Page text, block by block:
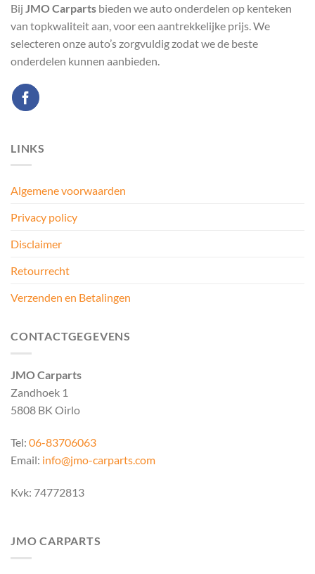
Bij JMO Carparts bieden we auto onderdelen op kenteken
van topkwaliteit aan, voor een aantrekkelijke prijs. We
selecteren onze auto’s zorgvuldig zodat we de beste
onderdelen kunnen aanbieden.
LINKS
Algemene voorwaarden
Privacy policy
Disclaimer
Retourrecht
Verzenden en Betalingen
CONTACTGEGEVENS
JMO Carparts
Zandhoek 1
5808 BK Oirlo
Tel: 06-83706063
Email: info@jmo-carparts.com
Kvk: 74772813
JMO CARPARTS